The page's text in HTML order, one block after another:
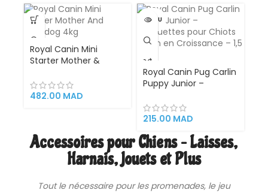
ou allaitantes
Royal Canin Mini
Starter Mother &
kg – Nutrition
Complète pour
Sevrage
482.00 MAD
VENDU
Royal Canin Pug Carlin
Puppy Junior –
Chiots Carlin en
Croissance – 1,5 kg
215.00 MAD
Accessoires pour Chiens – Laisses,
Harnais, Jouets et Plus
Tout le nécessaire pour les promenades, le jeu